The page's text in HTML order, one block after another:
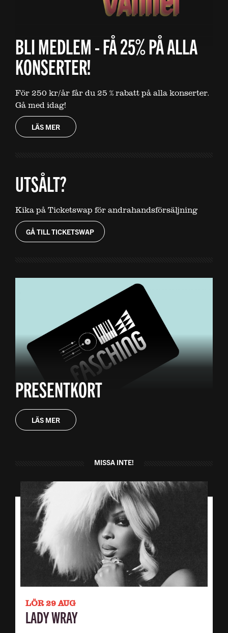
BLI MEDLEM - FÅ 25% PÅ ALLA
KONSERTER!
För 250 kr/år får du 25 % rabatt på alla konserter.
Gå med idag!
LÄS MER
UTSÅLT?
Kika på Ticketswap för andrahandsförsäljning
GÅ TILL TICKETSWAP
PRESENTKORT
LÄS MER
MISSA INTE!
LÖR 29 AUG
LADY WRAY